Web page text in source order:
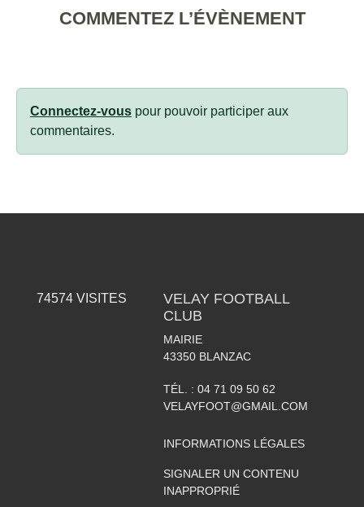
COMMENTEZ L’ÉVÈNEMENT
Connectez-vous pour pouvoir participer aux
commentaires.
74574VISITES
VELAY FOOTBALL
CLUB
MAIRIE
43350 BLANZAC
TÉL. : 04 71 09 50 62
VELAYFOOT@GMAIL.COM
INFORMATIONS LÉGALES
SIGNALER UN CONTENU
INAPPROPRIÉ